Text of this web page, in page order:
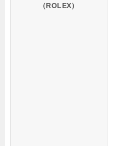
（ROLEX）